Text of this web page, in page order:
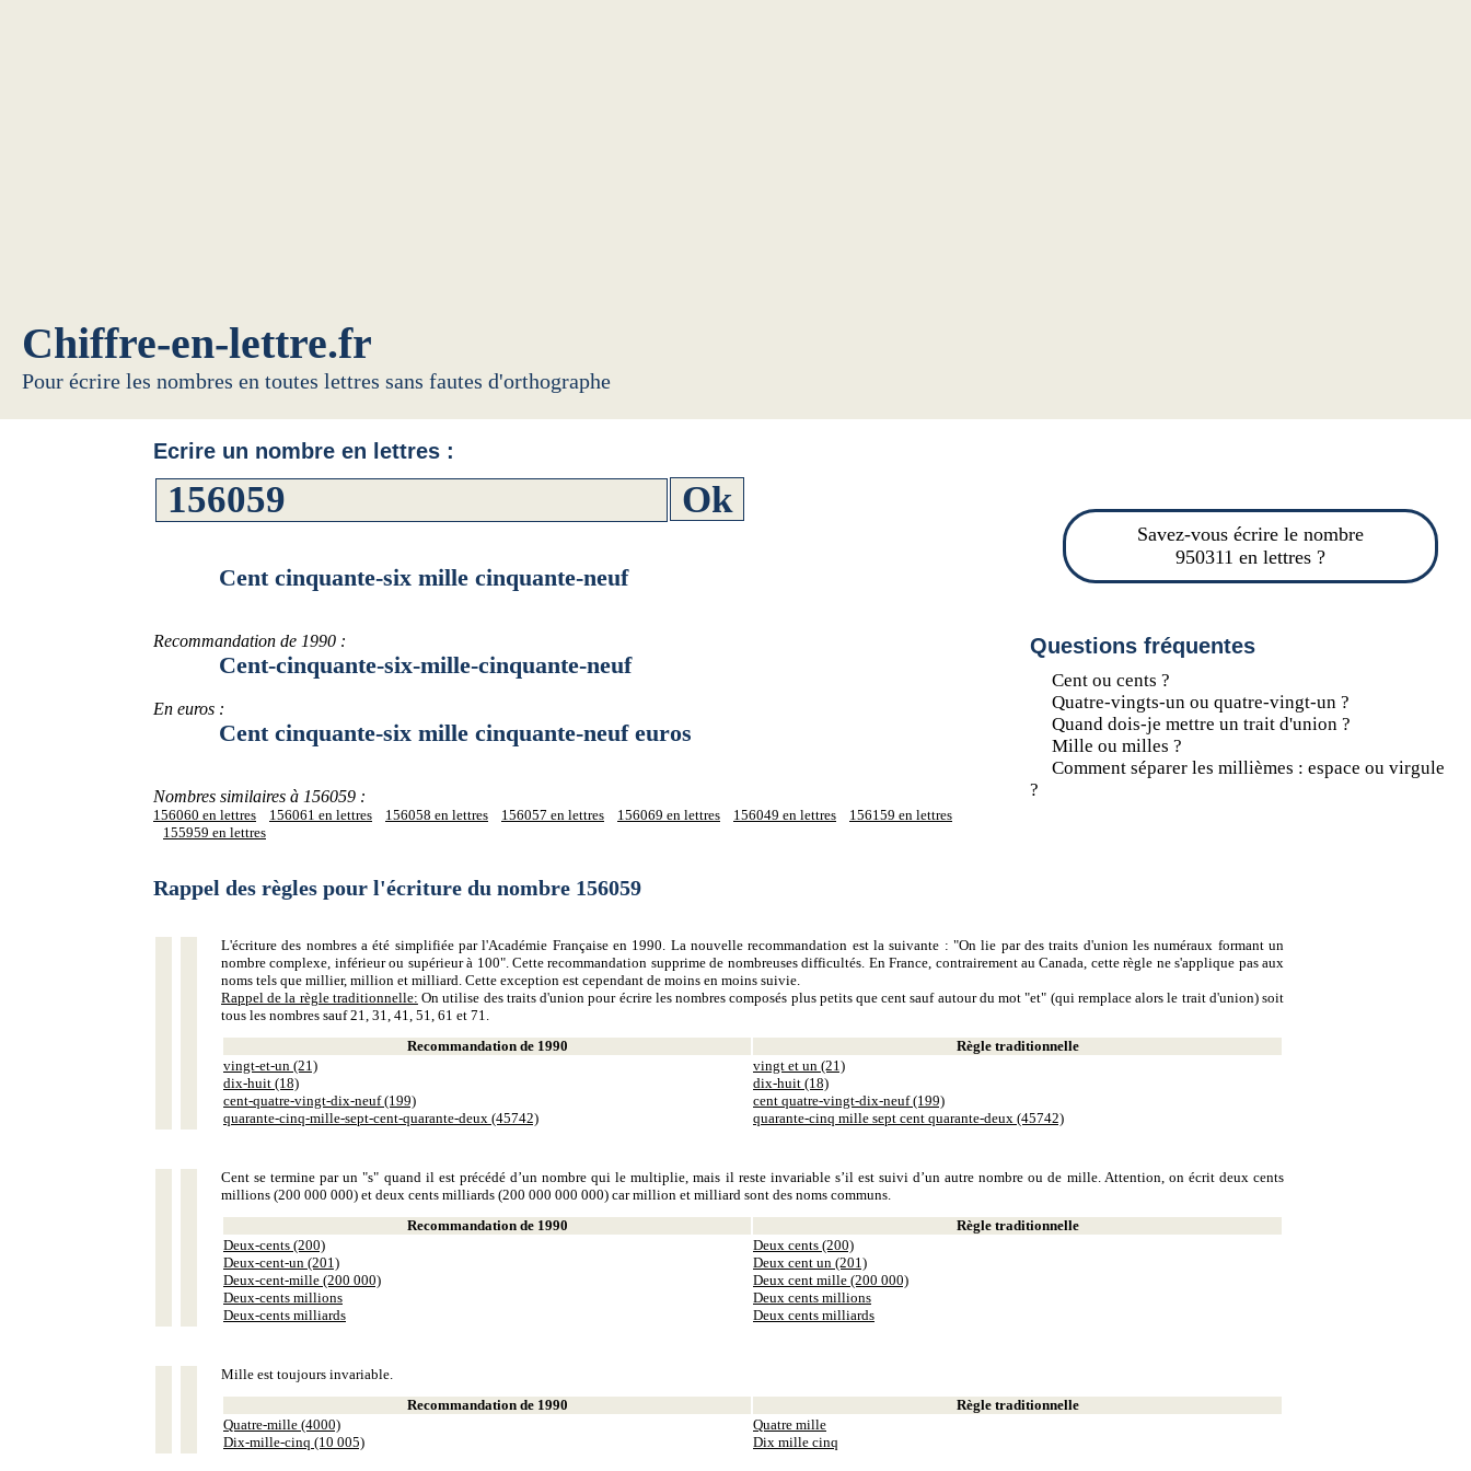
Chiffre-en-lettre.fr
Pour écrire les nombres en toutes lettres sans fautes d'orthographe
Savez-vous écrire le nombre
950311 en lettres ?
Questions fréquentes
Cent ou cents ?
Quatre-vingts-un ou quatre-vingt-un ?
Quand dois-je mettre un trait d'union ?
Mille ou milles ?
Comment séparer les millièmes : espace ou virgule
?
Ecrire un nombre en lettres :
Cent cinquante-six mille cinquante-neuf
Recommandation de 1990 :
Cent-cinquante-six-mille-cinquante-neuf
En euros :
Cent cinquante-six mille cinquante-neuf euros
Nombres similaires à 156059 :
156060 en lettres 156061 en lettres 156058 en lettres 156057 en lettres 156069 en lettres 156049 en lettres
156159 en lettres
155959 en lettres
Rappel des règles pour l'écriture du nombre 156059
L'écriture des nombres a été simplifiée par l'Académie Française en 1990. La nouvelle recommandation est la suivante : "On lie par des traits d'union les numéraux formant un
nombre complexe, inférieur ou supérieur à 100". Cette recommandation supprime de nombreuses difficultés. En France, contrairement au Canada, cette règle ne s'applique pas aux
noms tels que millier, million et milliard. Cette exception est cependant de moins en moins suivie.
Rappel de la règle traditionnelle: On utilise des traits d'union pour écrire les nombres composés plus petits que cent sauf autour du mot "et" (qui remplace alors le trait d'union) soit
tous les nombres sauf 21, 31, 41, 51, 61 et 71.
Recommandation de 1990
Règle traditionnelle
vingt-et-un (21)
dix-huit (18)
cent-quatre-vingt-dix-neuf (199)
quarante-cinq-mille-sept-cent-quarante-deux (45742)
vingt et un (21)
dix-huit (18)
cent quatre-vingt-dix-neuf (199)
quarante-cinq mille sept cent quarante-deux (45742)
Cent se termine par un "s" quand il est précédé d’un nombre qui le multiplie, mais il reste invariable s’il est suivi d’un autre nombre ou de mille. Attention, on écrit deux cents
millions (200 000 000) et deux cents milliards (200 000 000 000) car million et milliard sont des noms communs.
Recommandation de 1990
Règle traditionnelle
Deux-cents (200)
Deux-cent-un (201)
Deux-cent-mille (200 000)
Deux-cents millions
Deux-cents milliards
Deux cents (200)
Deux cent un (201)
Deux cent mille (200 000)
Deux cents millions
Deux cents milliards
Mille est toujours invariable.
Recommandation de 1990
Règle traditionnelle
Quatre-mille (4000)
Dix-mille-cinq (10 005)
Quatre mille
Dix mille cinq